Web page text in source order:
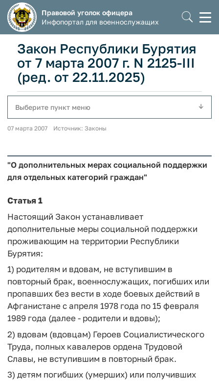
Правовой уголок офицера
Инфопортал для военнослужащих
Закон Республики Бурятия
от 7 марта 2007 г. N 2125-III
(ред. от 22.11.2025)
Выберите пункт меню
07 марта 2007 Источник: Законы
"О дополнительных мерах социальной поддержки
для отдельных категорий граждан"
Статья 1
Настоящий Закон устанавливает
дополнительные меры социальной поддержки
проживающим на территории Республики
Бурятия:
1) родителям и вдовам, не вступившим в
повторный брак, военнослужащих, погибших или
пропавших без вести в ходе боевых действий в
Афганистане с апреля 1978 года по 15 февраля
1989 года (далее - родители и вдовы);
2) вдовам (вдовцам) Героев Социалистического
Труда, полных кавалеров ордена Трудовой
Славы, не вступившим в повторный брак.
3) детям погибших (умерших) или получивших